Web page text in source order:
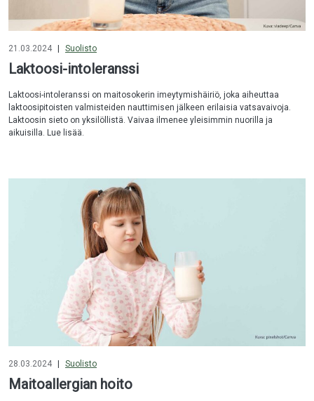
21.03.2024 Suolisto
Laktoosi-intoleranssi
Laktoosi-intoleranssi on maitosokerin imeytymishäiriö, joka aiheuttaa
laktoosipitoisten valmisteiden nauttimisen jälkeen erilaisia vatsavaivoja.
Laktoosin sieto on yksilöllistä. Vaivaa ilmenee yleisimmin nuorilla ja
aikuisilla. Lue lisää.
28.03.2024 | Suolisto
Maitoallergian hoito